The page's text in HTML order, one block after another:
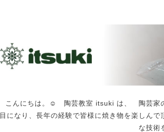
こんにちは。☺️ 陶芸教室 itsuki は、 陶芸家
目になり、長年の経験で皆様に焼き物を楽しん
な技術